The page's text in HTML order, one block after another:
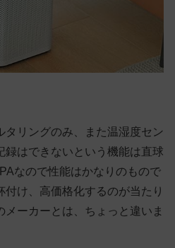
タリングのみ、また温湿度セン
録はできないという機能は直球
なので性能はかなりのもので
け、高価格化するのが当たり
ーカーとは、ちょっと違いま